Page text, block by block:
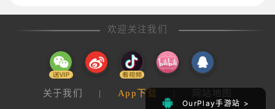
OurPlay手游站 >
OurPlay手游站 >
欢迎关注我们
关于我们 | App下载 网站地图